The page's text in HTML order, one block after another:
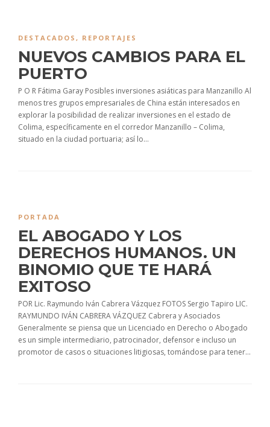
DESTACADOS , REPORTAJES
NUEVOS CAMBIOS PARA EL
PUERTO
P O R Fátima Garay Posibles inversiones asiáticas para Manzanillo Al
menos tres grupos empresariales de China están interesados en
explorar la posibilidad de realizar inversiones en el estado de
Colima, específicamente en el corredor Manzanillo – Colima,
situado en la ciudad portuaria; así lo...
PORTADA
EL ABOGADO Y LOS
DERECHOS HUMANOS. UN
BINOMIO QUE TE HARÁ
EXITOSO
POR Lic. Raymundo Iván Cabrera Vázquez FOTOS Sergio Tapiro LIC.
RAYMUNDO IVÁN CABRERA VÁZQUEZ Cabrera y Asociados
Generalmente se piensa que un Licenciado en Derecho o Abogado
es un simple intermediario, patrocinador, defensor e incluso un
promotor de casos o situaciones litigiosas, tomándose para tener...